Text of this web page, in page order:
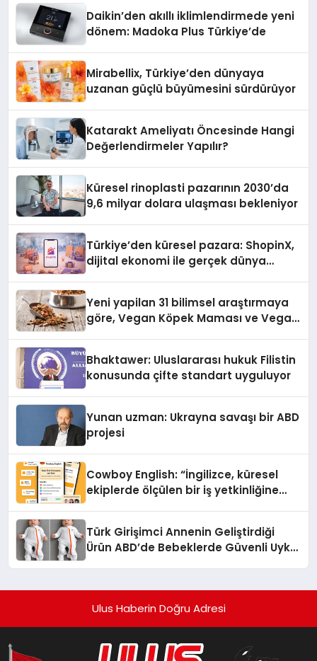
Daikin’den akıllı iklimlendirmede yeni
dönem: Madoka Plus Türkiye’de
Mirabellix, Türkiye’den dünyaya
uzanan güçlü büyümesini sürdürüyor
Katarakt Ameliyatı Öncesinde Hangi
Değerlendirmeler Yapılır?
Küresel rinoplasti pazarının 2030’da
9,6 milyar dolara ulaşması bekleniyor
Türkiye’den küresel pazara: ShopinX,
dijital ekonomi ile gerçek dünya
Yeni yapilan 31 bilimsel araştırmaya
göre, Vegan Köpek Maması ve Vegan
Bhaktawer: Uluslararası hukuk Filistin
konusunda çifte standart uyguluyor
Yunan uzman: Ukrayna savaşı bir ABD
projesi
Cowboy English: “İngilizce, küresel
ekiplerde ölçülen bir iş yetkinliğine
Türk Girişimci Annenin Geliştirdiği
Ürün ABD’de Bebeklerde Güvenli Uyku
Ulus Haberin Doğru Adresi